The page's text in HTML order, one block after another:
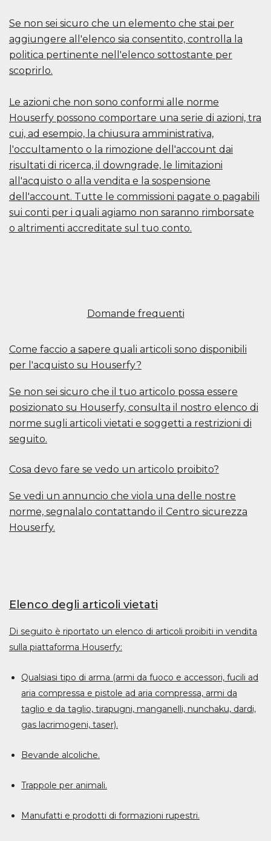
Se non sei sicuro che un elemento che stai per
aggiungere all'elenco sia consentito, controlla la
politica pertinente nell'elenco sottostante per
scoprirlo.
Le azioni che non sono conformi alle norme
Houserfy possono comportare una serie di azioni, tra
cui, ad esempio, la chiusura amministrativa,
l'occultamento o la rimozione dell'account dai
risultati di ricerca, il downgrade, le limitazioni
all'acquisto o alla vendita e la sospensione
dell'account. Tutte le commissioni pagate o pagabili
sui conti per i quali agiamo non saranno rimborsate
o altrimenti accreditate sul tuo conto.
Domande frequenti
Come faccio a sapere quali articoli sono disponibili
per l'acquisto su Houserfy?
Se non sei sicuro che il tuo articolo possa essere
posizionato su Houserfy, consulta il nostro elenco di
norme sugli articoli vietati e soggetti a restrizioni di
seguito.
Cosa devo fare se vedo un articolo proibito?
Se vedi un annuncio che viola una delle nostre
norme, segnalalo contattando il Centro sicurezza
Houserfy.
Elenco degli articoli vietati
Di seguito è riportato un elenco di articoli proibiti in vendita
sulla piattaforma Houserfy:
Qualsiasi tipo di arma (armi da fuoco e accessori, fucili ad
aria compressa e pistole ad aria compressa, armi da
taglio e da taglio, tirapugni, manganelli, nunchaku, dardi,
gas lacrimogeni, taser).
Bevande alcoliche.
Trappole per animali.
Manufatti e prodotti di formazioni rupestri.